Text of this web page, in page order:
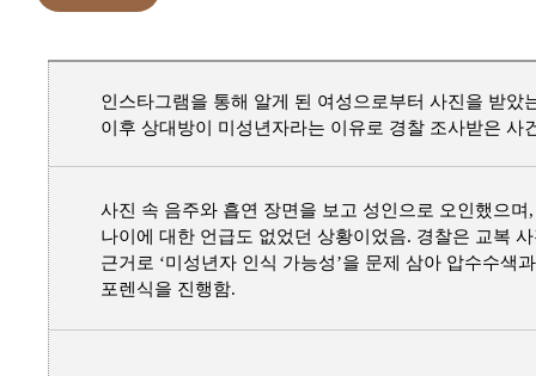
인스타그램을 통해 알게 된 여성으로부터 사진을 받았
이후 상대방이 미성년자라는 이유로 경찰 조사받은 사
사진 속 음주와 흡연 장면을 보고 성인으로 오인했으며
나이에 대한 언급도 없었던 상황이었음. 경찰은 교복
근거로 ‘미성년자 인식 가능성’을 문제 삼아 압수수색과
포렌식을 진행함.